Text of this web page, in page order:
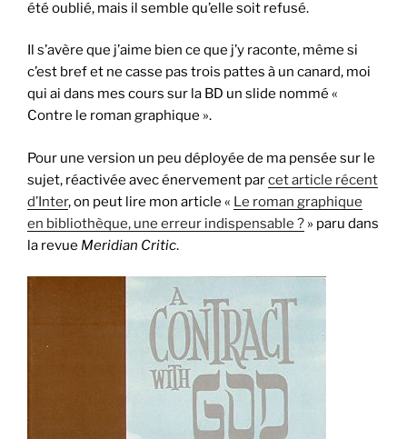
été oublié, mais il semble qu’elle soit refusé.
Il s’avère que j’aime bien ce que j’y raconte, même si
c’est bref et ne casse pas trois pattes à un canard, moi
qui ai dans mes cours sur la BD un slide nommé «
Contre le roman graphique ».
Pour une version un peu déployée de ma pensée sur le
sujet, réactivée avec énervement parcet article récent
d’Inter, on peut lire mon article « Le roman graphique
en bibliothèque, une erreur indispensable ? » paru dans
la revue Meridian Critic.